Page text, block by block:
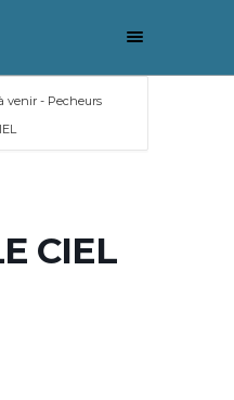
venir - Pecheurs
CIEL